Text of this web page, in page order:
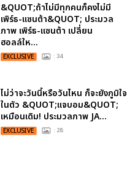
&QUOT;ถ้าไม่มีทุกคนก็คงไม่มี
เพิร์ธ-แซนต้า&QUOT; ประมวล
ภาพ เพิร์ธ-แซนต้า เปลี่ยน
ฮอลล์ให...
EXCLUSIVE : 34
ไม่ว่าจะวันนี้หรือวันไหน ก็จะยังภูมิใจ
ในตัว &QUOT;แจบอม&QUOT;
เหมือนเดิม! ประมวลภาพ JA...
EXCLUSIVE : 28